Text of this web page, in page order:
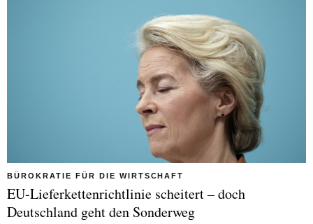
BÜROKRATIE FÜR DIE WIRTSCHAFT
EU-Lieferkettenrichtlinie scheitert – doch
Deutschland geht den Sonderweg